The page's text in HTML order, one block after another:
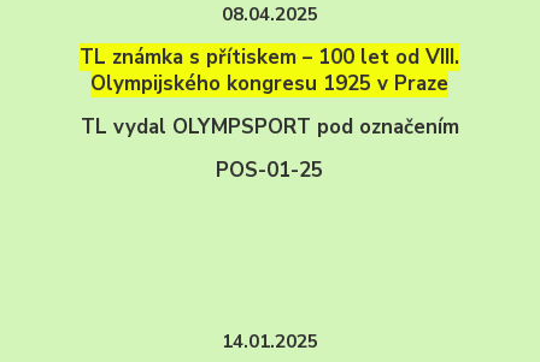
08.04.2025
TL známka s přítiskem – 100 let od VIII.
Olympijského kongresu 1925 v Praze
TL vydal OLYMPSPORT pod označením
POS-01-25
14.01.2025